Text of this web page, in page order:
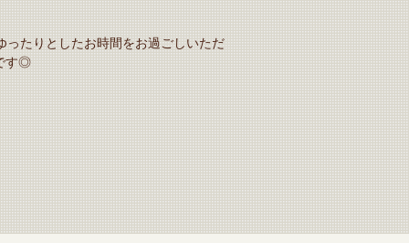
たりとしたお時間をお過ごしいただ
す◎